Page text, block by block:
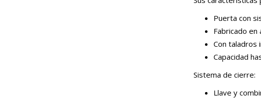
Puerta con
Fabricado en
Con taladros
Capacidad
Sistema de cierre:
Llave y